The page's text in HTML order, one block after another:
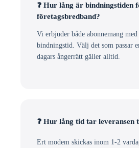
❓ Hur lång är bindningstiden
företagsbredband?
Vi erbjuder både abonnemang med
bindningstid. Välj det som passar
dagars ångerrätt gäller alltid.
❓ Hur lång tid tar
Ert modem skickas inom 1-2